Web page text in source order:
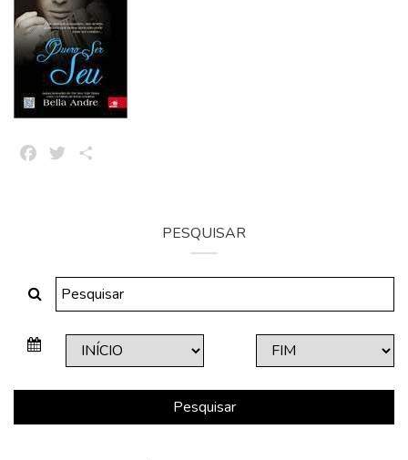
FacebookTwitter
PESQUISAR
Pesquisar